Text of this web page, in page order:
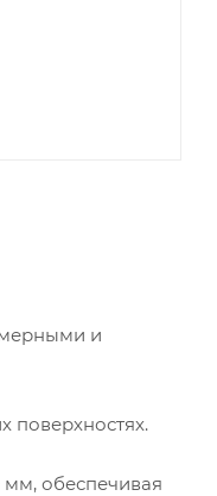
и
поверхностях.
обеспечивая